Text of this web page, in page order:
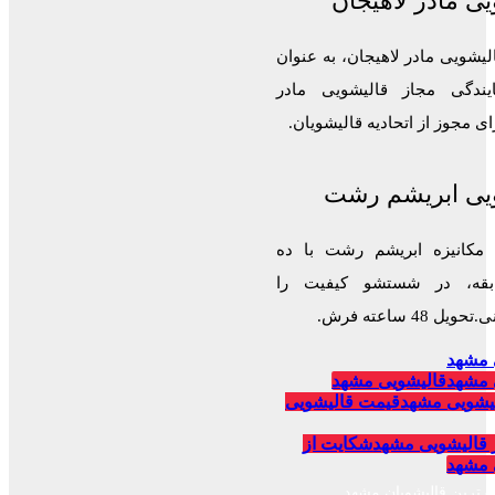
مادر لاهیجان، به عنوان
مجاز قالیشویی مادر
مجوز از اتحادیه قالیشویان.
ابریشم رشت
مکانیزه ابریشم رشت با ده
در شستشو کیفیت را
48 ساعته فرش.
مشهد
مشهدقالیشویی مشهد
مشهدقیمت قالیشویی
قالیشویی مشهدشکایت از
مشهد